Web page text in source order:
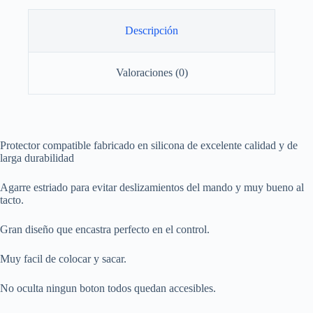
Descripción
Valoraciones (0)
Protector compatible fabricado en silicona de excelente calidad y de
larga durabilidad
Agarre estriado para evitar deslizamientos del mando y muy bueno al
tacto.
Gran diseño que encastra perfecto en el control.
Muy facil de colocar y sacar.
No oculta ningun boton todos quedan accesibles.